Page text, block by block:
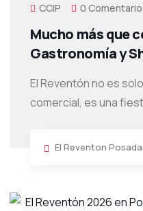
CCIP 0
Mucho más que
Gastronomía y
El Reventón no es
comercial, es una
El Reventon